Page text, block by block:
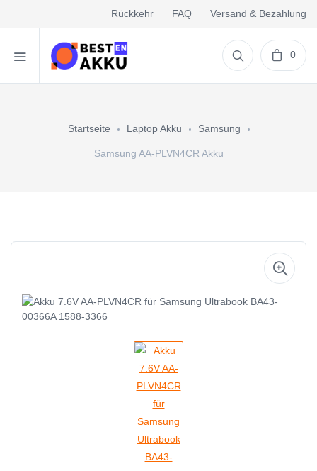
Rückkehr FAQ Versand & Bezahlung
0
Startseite Laptop Akku Samsung
Samsung AA-PLVN4CR Akku